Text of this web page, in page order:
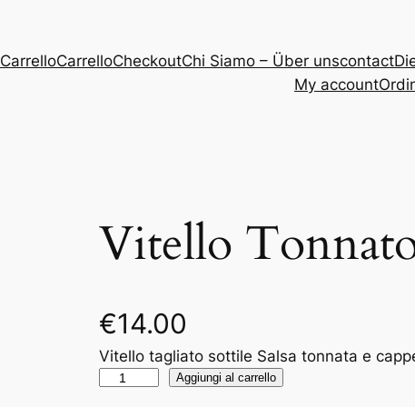
CarrelloCarrelloCheckoutChi Siamo – Über unscontact
My account
Vitello
€14.00
Vitello tagliato sottile Salsa tonnata e
Aggiungi al carrello